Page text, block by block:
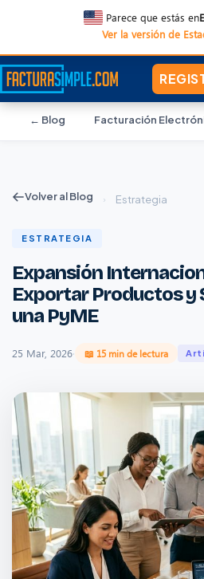
Parece que estás en
Ver la versión de
← Blog Facturación
Volver al Blog › Estrategia
ESTRATEGIA
Expansión
Exportar Productos y
una PyME
25 Mar, 2026· 📖 15 min de lectura